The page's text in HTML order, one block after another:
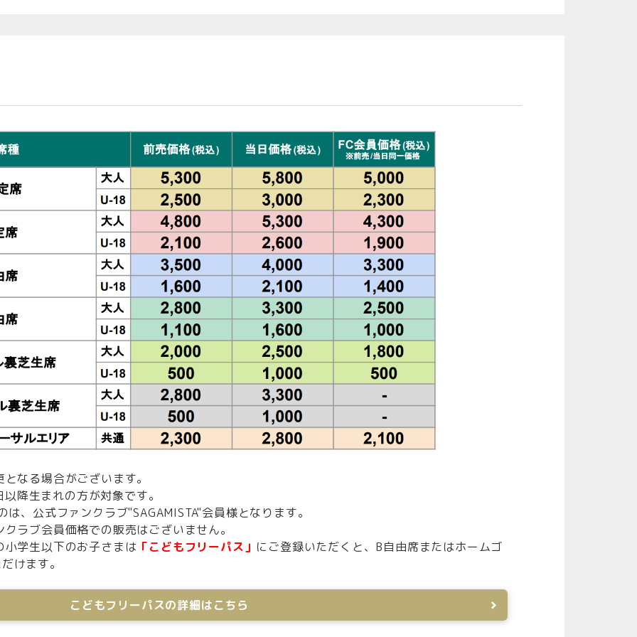
なる場合がございます。
降生まれの方が対象です。
、公式ファンクラブ"SAGAMISTA"会員様となります。
ラブ会員価格での販売はございません。
学生以下のお子さまは 「こどもフリーパス」 にご登録いただくと、B自由席またはホームゴ
けます。
こどもフリーパスの詳細はこちら